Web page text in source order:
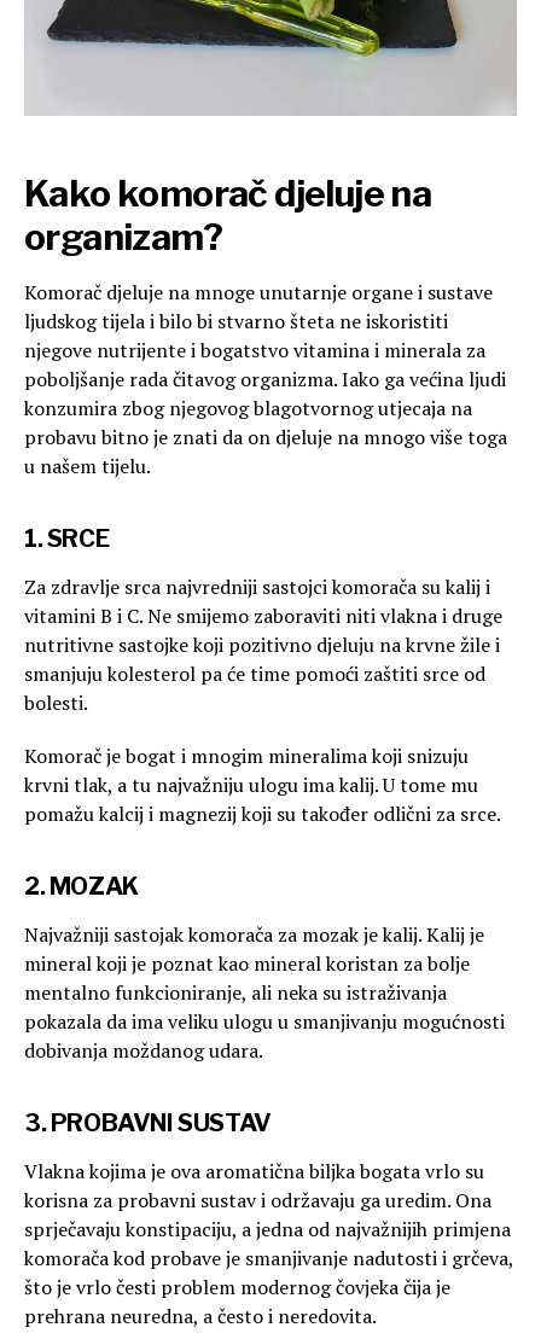
Kako komorač djeluje na
organizam?
Komorač djeluje na mnoge unutarnje organe i sustave
ljudskog tijela i bilo bi stvarno šteta ne iskoristiti
njegove nutrijente i bogatstvo vitamina i minerala za
poboljšanje rada čitavog organizma. Iako ga većina ljudi
konzumira zbog njegovog blagotvornog utjecaja na
probavu bitno je znati da on djeluje na mnogo više toga
u našem tijelu.
1. SRCE
Za zdravlje srca najvredniji sastojci komorača su kalij i
vitamini B i C. Ne smijemo zaboraviti niti vlakna i druge
nutritivne sastojke koji pozitivno djeluju na krvne žile i
smanjuju kolesterol pa će time pomoći zaštiti srce od
bolesti.
Komorač je bogat i mnogim mineralima koji snizuju
krvni tlak, a tu najvažniju ulogu ima kalij. U tome mu
pomažu kalcij i magnezij koji su također odlični za srce.
2. MOZAK
Najvažniji sastojak komorača za mozak je kalij. Kalij je
mineral koji je poznat kao mineral koristan za bolje
mentalno funkcioniranje, ali neka su istraživanja
pokazala da ima veliku ulogu u smanjivanju mogućnosti
dobivanja moždanog udara.
3. PROBAVNI SUSTAV
Vlakna kojima je ova aromatična biljka bogata vrlo su
korisna za probavni sustav i održavaju ga uredim. Ona
sprječavaju konstipaciju, a jedna od najvažnijih primjena
komorača kod probave je smanjivanje nadutosti i grčeva,
što je vrlo česti problem modernog čovjeka čija je
prehrana neuredna, a često i neredovita.